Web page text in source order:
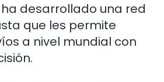
ha desarrollado una red
que les permite
a nivel mundial con